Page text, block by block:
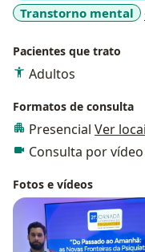
Transtorno mental
Pacientes que trato
Adultos
Formatos de consulta
Presencial Ver
Consulta por vídeo
Fotos e vídeos